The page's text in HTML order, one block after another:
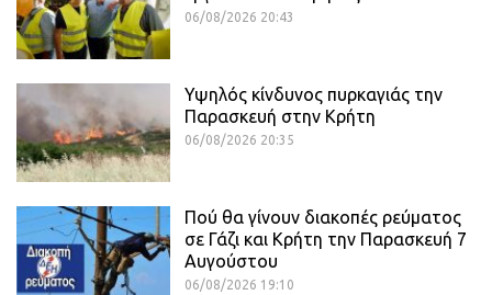
06/08/2026 20:43
Υψηλός κίνδυνος πυρκαγιάς την
Παρασκευή στην Κρήτη
06/08/2026 20:35
Πού θα γίνουν διακοπές ρεύματος
σε Γάζι και Κρήτη την Παρασκευή 7
Αυγούστου
06/08/2026 19:10